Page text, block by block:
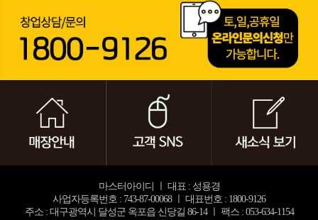
마스터아이디 ㅣ 대표 : 성용경
사업자등록번호 : 743-87-00068 ㅣ 대표번호 : 1800-9126
주소 : 대구광역시 달성군 옥포읍 신당길 86-14 ㅣ 팩스 : 053-634-1154